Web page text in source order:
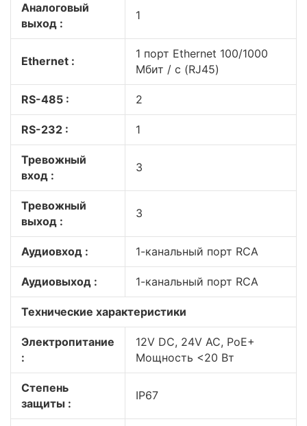
Аналоговый
выход :
1
Ethernet :
1 порт Ethernet 100/1000
Мбит / с (RJ45)
RS-485 : 2
RS-232 : 1
Тревожный
вход :
3
Тревожный
выход :
3
Аудиовход : 1-канальный порт RCA
Аудиовыход : 1-канальный порт RCA
Технические характеристики
Электропитание
:
12V DC, 24V AC, PoE+
Мощность <20 Вт
Степень
защиты :
IP67